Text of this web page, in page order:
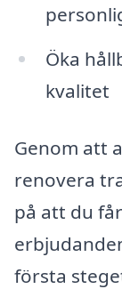
Öka
kvalitet
Genom att
renovera
på att du
första